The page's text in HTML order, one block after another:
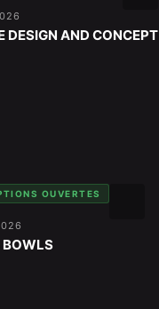
DESIGN AND CONCEPT
OUVERTES
BOWLS